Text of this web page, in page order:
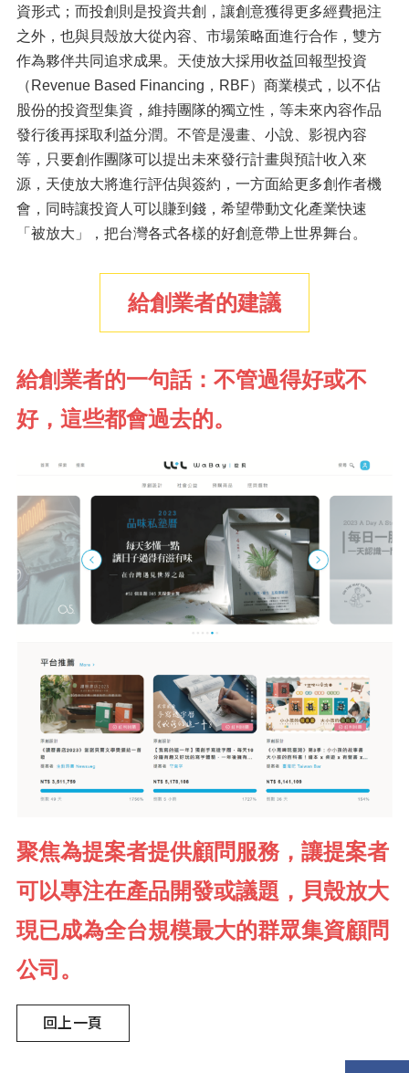
資形式；而投創則是投資共創，讓創意獲得更多經費挹注
之外，也與貝殼放大從內容、市場策略面進行合作，雙方
作為夥伴共同追求成果。天使放大採用收益回報型投資
（Revenue Based Financing，RBF）商業模式，以不佔
股份的投資型集資，維持團隊的獨立性，等未來內容作品
發行後再採取利益分潤。不管是漫畫、小說、影視內容
等，只要創作團隊可以提出未來發行計畫與預計收入來
源，天使放大將進行評估與簽約，一方面給更多創作者機
會，同時讓投資人可以賺到錢，希望帶動文化產業快速
「被放大」，把台灣各式各樣的好創意帶上世界舞台。
給創業者的建議
給創業者的一句話：不管過得好或不
好，這些都會過去的。
聚焦為提案者提供顧問服務，讓提案者
可以專注在產品開發或議題，貝殼放大
現已成為全台規模最大的群眾集資顧問
公司。
回上一頁